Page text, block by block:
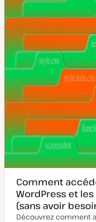
à
j
u
Comment
WordPress et
(sans avoir
Découvrez comment